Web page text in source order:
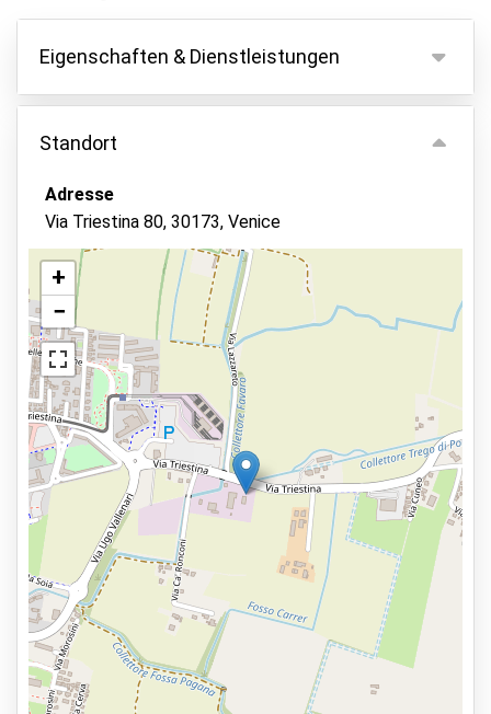
Eigenschaften & Dienstleistungen
Eigenschaften
Parken innen
Fahrzeugschlüssel behalten
Fahrzeugwartung möglich
Toiletten vorhanden
Überwachtes Parken
Asphalt oder Pflaster
Videoüberwachung
Elektrische Ladestation
Dienstleistungen
24 Stunden am Tag geöffnet
Reservieren im Voraus
3,2km zur Abflughalle
Parkmöglichkeiten
Shuttle Parken
Standort
Adresse
Via Triestina 80, 30173, Venice
Ansicht auf der Karte
+
−